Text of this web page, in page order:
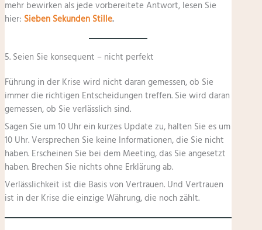
mehr bewirken als jede vorbereitete Antwort, lesen Sie
hier: Sieben Sekunden Stille.
5. Seien Sie konsequent – nicht perfekt
Führung in der Krise wird nicht daran gemessen, ob Sie
immer die richtigen Entscheidungen treffen. Sie wird daran
gemessen, ob Sie verlässlich sind.
Sagen Sie um 10 Uhr ein kurzes Update zu, halten Sie es um
10 Uhr. Versprechen Sie keine Informationen, die Sie nicht
haben. Erscheinen Sie bei dem Meeting, das Sie angesetzt
haben. Brechen Sie nichts ohne Erklärung ab.
Verlässlichkeit ist die Basis von Vertrauen. Und Vertrauen
ist in der Krise die einzige Währung, die noch zählt.